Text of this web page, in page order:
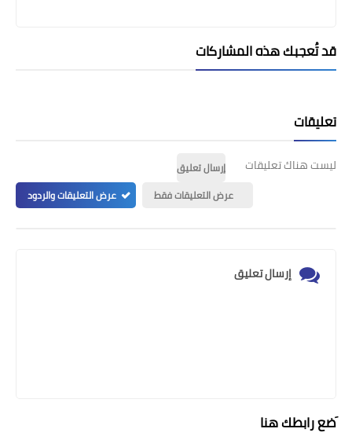
قد تُعجبك هذه المشاركات
تعليقات
ليست هناك تعليقات
إرسال تعليق
عرض التعليقات فقط
عرض التعليقات والردود
إرسال تعليق
َضع رابطك هنا